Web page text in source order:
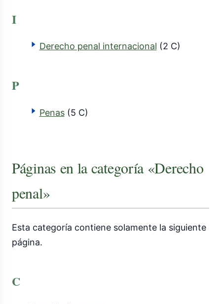
I
Derecho penal internacional (2 C)
P
Penas (5 C)
Páginas en la categoría «Derecho
penal»
Esta categoría contiene solamente la siguiente
página.
C